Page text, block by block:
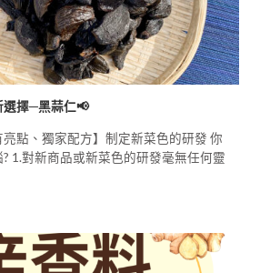
選擇─黑蒜仁📢
亮點、獨家配方】制定新菜色的研發 你
1.對新商品或新菜色的研發毫無任何靈